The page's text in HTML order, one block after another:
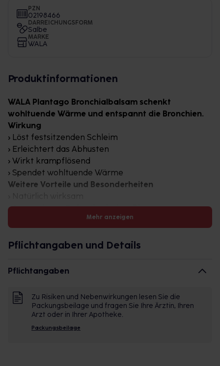
PZN
02198466
DARREICHUNGSFORM
Salbe
MARKE
WALA
Produktinformationen
WALA Plantago Bronchialbalsam schenkt
wohltuende Wärme und entspannt die Bronchien.
Wirkung
› Löst festsitzenden Schleim
› Erleichtert das Abhusten
› Wirkt krampflösend
› Spendet wohltuende Wärme
Weitere Vorteile und Besonderheiten
› Angenehmer Duft ätherischer Öle
› Enthält natürliches Bienenwachs als wärmenden
› Frei von künstlichen Duft-, Farb- und
› Auch anwendbar in Kombination mit WALA
Globuli velati
› Für Erwachsene und Kinder ab 2 Jahren
Auch geeignet für
› Schwangere 1
Mehr anzeigen
Pflichtangaben und Details
Pflichtangaben
Zu Risiken und Nebenwirkungen lesen Sie die
Packungsbeilage und fragen Sie Ihre Ärztin, Ihren
Arzt oder in Ihrer Apotheke.
Packungsbeilage